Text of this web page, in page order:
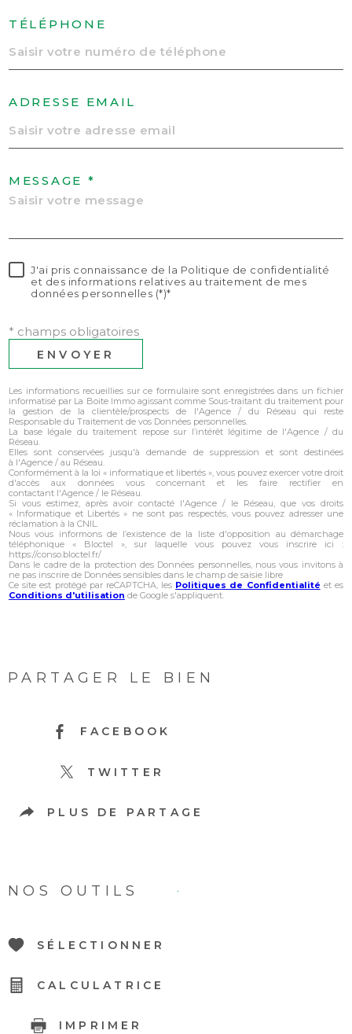
TÉLÉPHONE
ADRESSE EMAIL
MESSAGE *
J'ai pris connaissance de la Politique de confidentialité
et des informations relatives au traitement de mes
données personnelles (*)*
* champs obligatoires
ENVOYER
Les informations recueillies sur ce formulaire sont enregistrées dans un fichier
informatisé par La Boite Immo agissant comme Sous-traitant du traitement pour
la gestion de la clientèle/prospects de l'Agence / du Réseau qui reste
Responsable du Traitement de vos Données personnelles.
La base légale du traitement repose sur l’intérêt légitime de l'Agence / du
Réseau.
Elles sont conservées jusqu'à demande de suppression et sont destinées
à l'Agence / au Réseau.
Conformément à la loi « informatique et libertés », vous pouvez exercer votre droit
d'accès aux données vous concernant et les faire rectifier en
contactant l'Agence / le Réseau.
Si vous estimez, après avoir contacté l'Agence / le Réseau, que vos droits
« Informatique et Libertés » ne sont pas respectés, vous pouvez adresser une
réclamation à la CNIL.
Nous vous informons de l’existence de la liste d'opposition au démarchage
téléphonique « Bloctel », sur laquelle vous pouvez vous inscrire ici :
https://conso.bloctel.fr/
Dans le cadre de la protection des Données personnelles, nous vous invitons à
ne pas inscrire de Données sensibles dans le champ de saisie libre
Ce site est protégé par reCAPTCHA, les Politiques de Confidentialité et es
Conditions d'utilisation de Google s'appliquent.
PARTAGER LE BIEN
FACEBOOK
TWITTER
PLUS DE PARTAGE
NOS OUTILS
SÉLECTIONNER
CALCULATRICE
IMPRIMER